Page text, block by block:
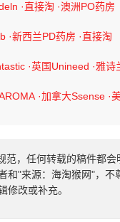
·直接淘 ·澳洲PO药房
·新西兰PD药房 ·直接淘
·英国Unineed ·雅诗
·加拿大Ssense ·
范，任何转载的稿件都
和"来源：海淘猴网"，
修改或补充。